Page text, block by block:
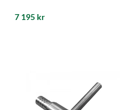
7 195 kr